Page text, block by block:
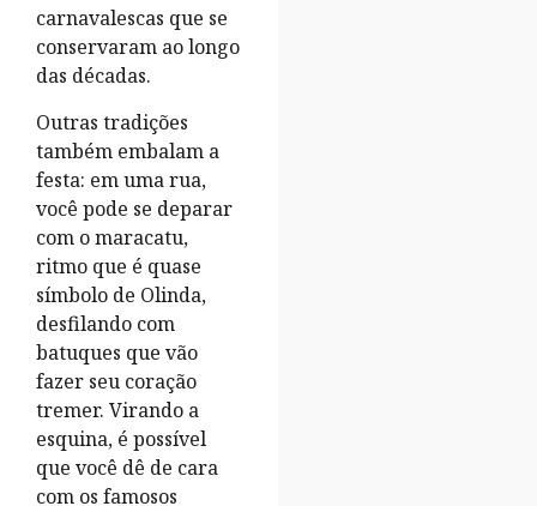
carnavalescas que se
conservaram ao longo
das décadas.
Outras tradições
também embalam a
festa: em uma rua,
você pode se deparar
com o maracatu,
ritmo que é quase
símbolo de Olinda,
desfilando com
batuques que vão
fazer seu coração
tremer. Virando a
esquina, é possível
que você dê de cara
com os famosos